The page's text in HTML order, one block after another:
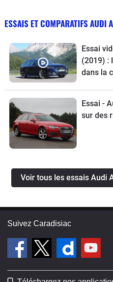
ESSAIS ET COMPARATIFS AUDI
Essai
(2019) :
dans la
Essai -
sur des
Voir tous les essais Audi
Suivez Caradisiac